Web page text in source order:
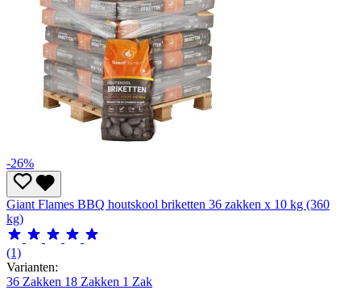
-26%
Giant Flames BBQ houtskool briketten 36 zakken x 10 kg (360
kg)
(1)
Varianten:
36 Zakken 18 Zakken 1 Zak